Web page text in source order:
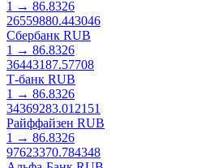
1 → 86.8326
26559880.443046
Сбербанк RUB
1 → 86.8326
36443187.57708
Т-банк RUB
1 → 86.8326
34369283.012151
Райффайзен RUB
1 → 86.8326
97623370.784348